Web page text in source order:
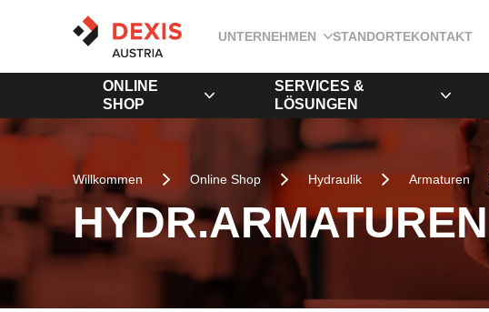
UNTERNEHMEN STANDORTEKONTAKT
ONLINE
SHOP
SERVICES &
LÖSUNGEN
Willkommen Online Shop Hydraulik Armaturen